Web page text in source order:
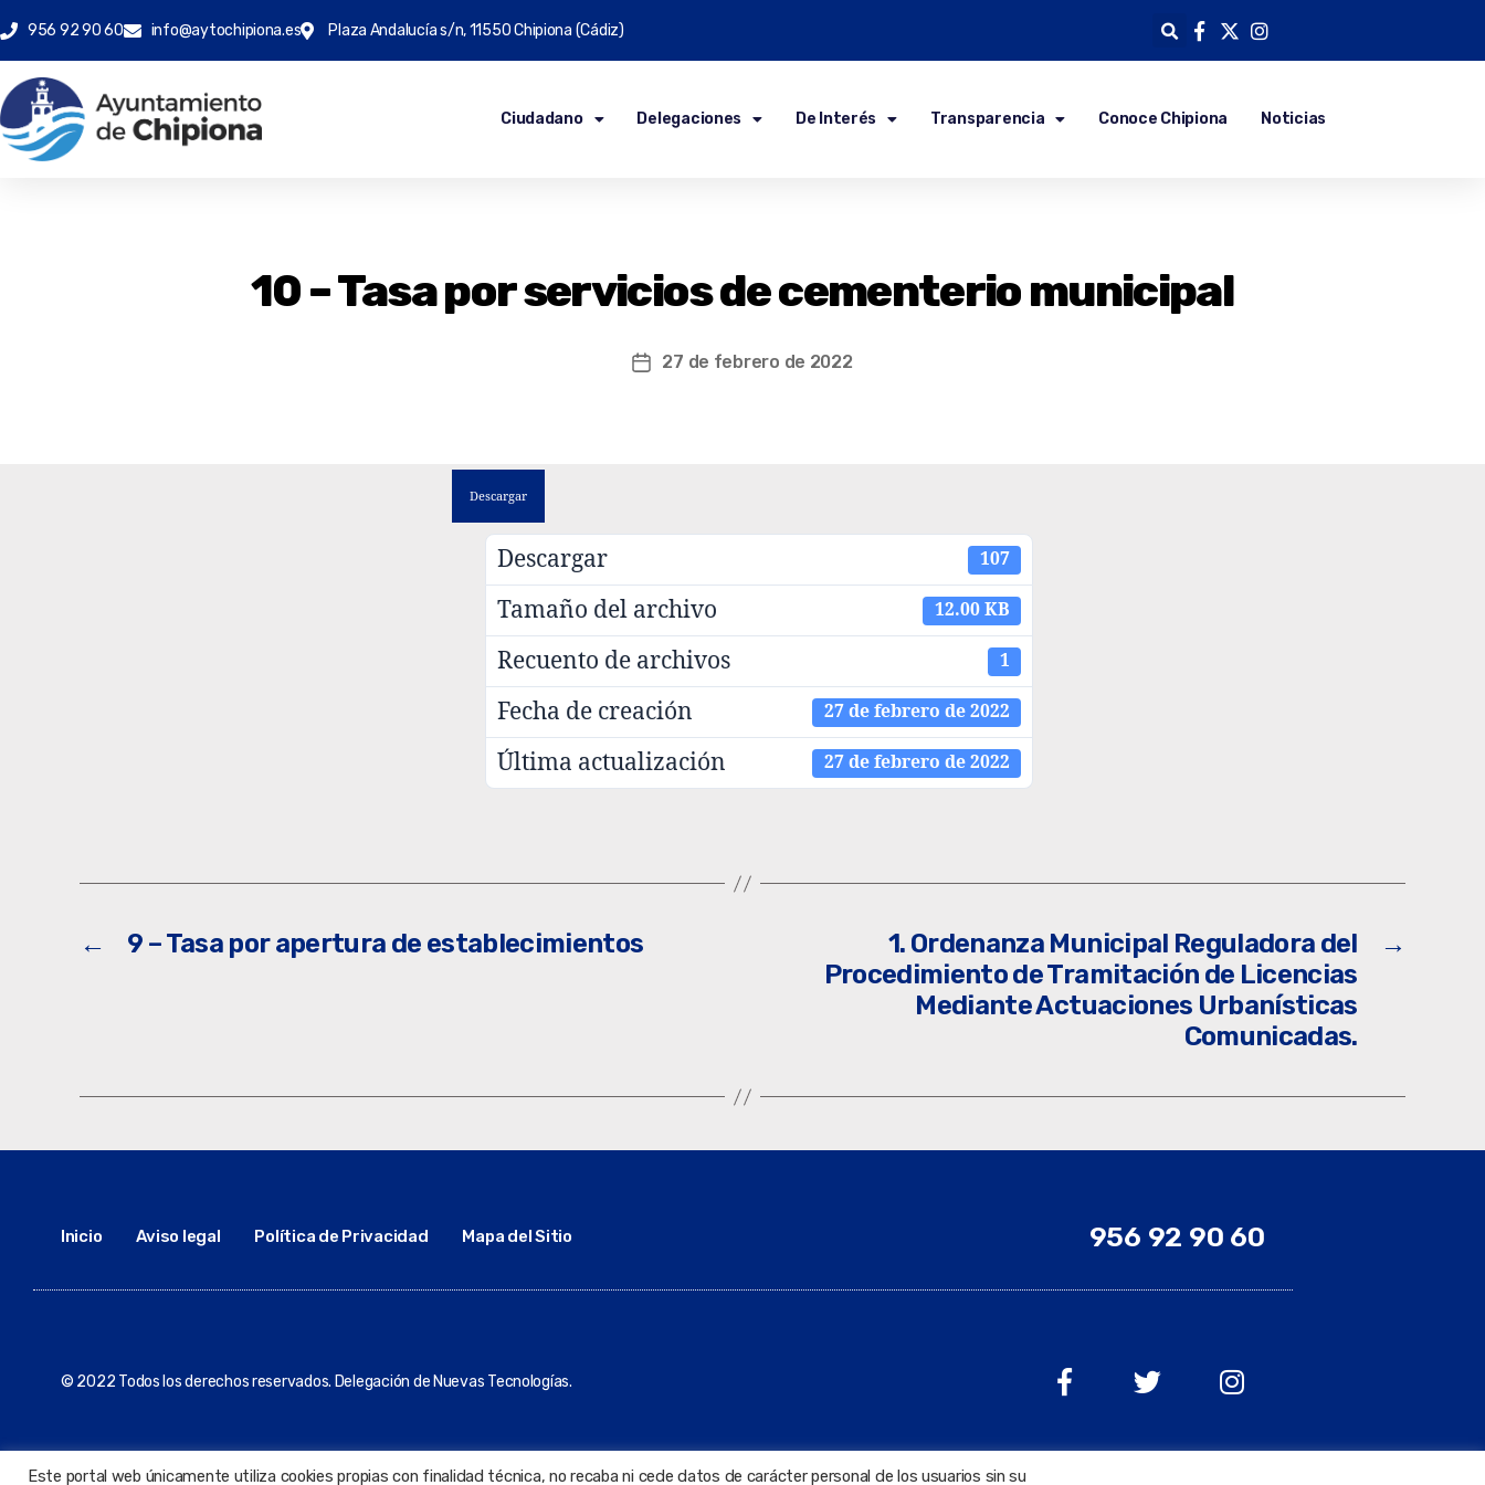
956 92 90 60 info@aytochipiona.es Plaza Andalucía s/n, 11550 Chipiona (Cádiz)
Ciudadano Delegaciones De Interés Transparencia Conoce Chipiona Noticias
10 – Tasa por servicios de cementerio municipal
27 de febrero de 2022
Descargar
Descargar 107
Tamaño del archivo 12.00 KB
Recuento de archivos 1
Fecha de creación 27 de febrero de 2022
Última actualización 27 de febrero de 2022
← 9 – Tasa por apertura de establecimientos →
1. Ordenanza Municipal Reguladora del
Procedimiento de Tramitación de Licencias
Mediante Actuaciones Urbanísticas
Comunicadas.
Inicio Aviso legal Política de Privacidad Mapa del Sitio 956 92 90 60
© 2022 Todos los derechos reservados. Delegación de Nuevas Tecnologías.
Este portal web únicamente utiliza cookies propias con finalidad técnica, no recaba ni cede datos de carácter personal de los usuarios sin su